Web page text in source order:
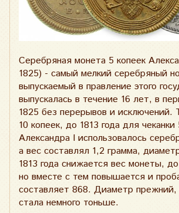
Серебряная монета 5 копеек
1825) - самый мелкий серебряный
выпускаемый в правление этого
выпускалась в течение 16 лет, в
1825 без перерывов и исключений.
10 копеек, до 1813 года для чеканки
Александра I использовалось
а вес составлял 1,2 грамма,
1813 года снижается вес монеты,
но вместе с тем повышается и
составляет 868. Диаметр прежний,
стала немного тоньше.